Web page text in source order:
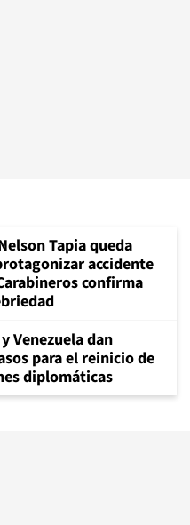
Tapia queda
accidente
confirma
Venezuela dan
para el reinicio de
diplomáticas